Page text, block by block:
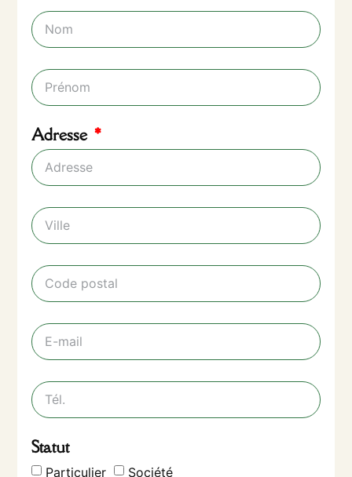
Adresse
Statut
Particulier Société